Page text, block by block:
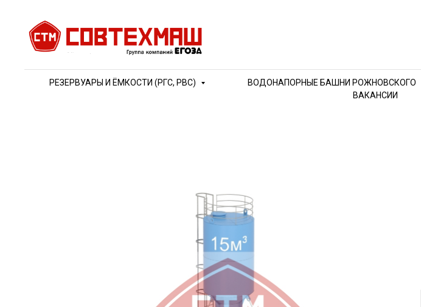
РЕЗЕРВУАРЫ И ЁМКОСТИ (РГС, РВС) ВОДОНАПОРНЫЕ БАШНИ РОЖНОВСКОГО
ВАКАНСИИ